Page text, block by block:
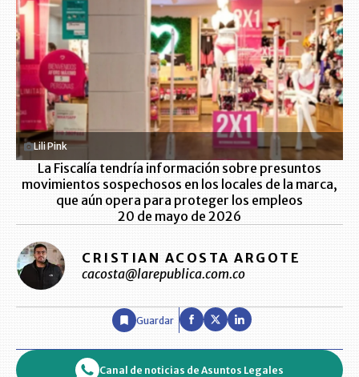
Lili Pink
La Fiscalía tendría información sobre presuntos
movimientos sospechosos en los locales de la marca,
que aún opera para proteger los empleos
20 de mayo de 2026
CRISTIAN ACOSTA ARGOTE
cacosta@larepublica.com.co
Guardar
Canal de noticias de Asuntos Legales